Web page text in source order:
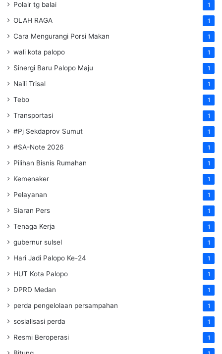
Polair tg balai 1
OLAH RAGA 1
Cara Mengurangi Porsi Makan 1
wali kota palopo 1
Sinergi Baru Palopo Maju 1
Naili Trisal 1
Tebo 1
Transportasi 1
#Pj Sekdaprov Sumut 1
#SA-Note 2026 1
Pilihan Bisnis Rumahan 1
Kemenaker 1
Pelayanan 1
Siaran Pers 1
Tenaga Kerja 1
gubernur sulsel 1
Hari Jadi Palopo Ke-24 1
HUT Kota Palopo 1
DPRD Medan 1
perda pengelolaan persampahan 1
sosialisasi perda 1
Resmi Beroperasi 1